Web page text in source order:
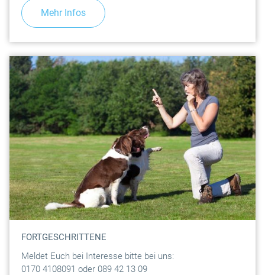
Mehr Infos
FORTGESCHRITTENE
Meldet Euch bei Interesse bitte bei uns:
0170 4108091 oder 089 42 13 09